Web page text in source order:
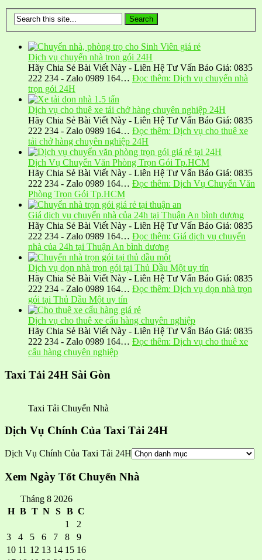
Dịch vụ chuyển nhà trọn gói 24H
Hãy Chia Sẻ Bài Viết Này - Liên Hệ Tư Vấn Báo Giá: 0835
222 234 - Zalo 0989 164… Đọc thêm: Dịch vụ chuyển nhà
trọn gói 24H
Dịch vụ cho thuê xe tải chở hàng chuyên nghiệp 24H
Hãy Chia Sẻ Bài Viết Này - Liên Hệ Tư Vấn Báo Giá: 0835
222 234 - Zalo 0989 164… Đọc thêm: Dịch vụ cho thuê xe
tải chở hàng chuyên nghiệp 24H
Dịch Vụ Chuyển Văn Phòng Trọn Gói Tp.HCM
Hãy Chia Sẻ Bài Viết Này - Liên Hệ Tư Vấn Báo Giá: 0835
222 234 - Zalo 0989 164… Đọc thêm: Dịch Vụ Chuyển Văn
Phòng Trọn Gói Tp.HCM
Giá dịch vụ chuyển nhà của 24h tại Thuận An bình dương
Hãy Chia Sẻ Bài Viết Này - Liên Hệ Tư Vấn Báo Giá: 0835
222 234 - Zalo 0989 164… Đọc thêm: Giá dịch vụ chuyển
nhà của 24h tại Thuận An bình dương
Dịch vụ dọn nhà trọn gói tại Thủ Dầu Một uy tín
Hãy Chia Sẻ Bài Viết Này - Liên Hệ Tư Vấn Báo Giá: 0835
222 234 - Zalo 0989 164… Đọc thêm: Dịch vụ dọn nhà trọn
gói tại Thủ Dầu Một uy tín
Dịch vụ cho thuê xe cẩu hàng chuyên nghiệp
Hãy Chia Sẻ Bài Viết Này - Liên Hệ Tư Vấn Báo Giá: 0835
222 234 - Zalo 0989 164… Đọc thêm: Dịch vụ cho thuê xe
cẩu hàng chuyên nghiệp
Taxi Tải 24H Sài Gòn
Taxi Tải Chuyển Nhà
Dịch Vụ Chính Của Taxi Tải 24H
Dịch Vụ Chính Của Taxi Tải 24H
Xem Ngày Tốt Chuyển Nhà
Tháng 8 2026
H B T N S B C
1
2
3
4 5 6 7 8
9
10 11 12 13 14 15 16